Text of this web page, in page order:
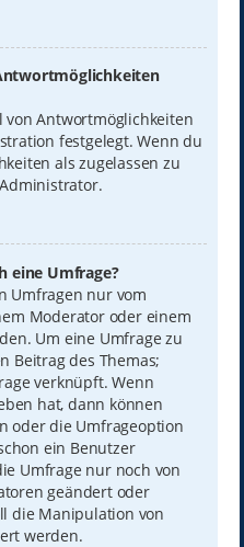
von Antwortmöglichkeiten
festgelegt. Wenn du
als zugelassen zu
eine Umfrage?
Umfragen nur vom
Moderator oder einem
Um eine Umfrage zu
Beitrag des Themas;
verknüpft. Wenn
hat, dann können
oder die Umfrageoption
ein Benutzer
Umfrage nur noch von
geändert oder
die Manipulation von
werden.